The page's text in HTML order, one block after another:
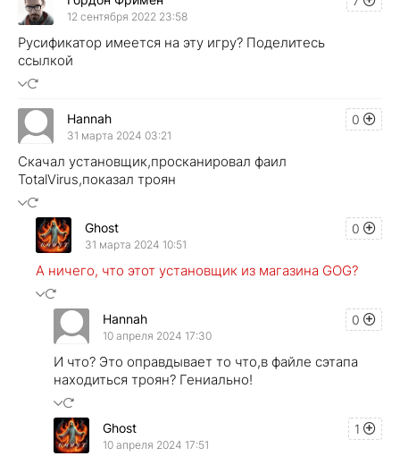
12 сентября 2022 23:58
Русификатор имеется на эту игру? Поделитесь
ссылкой
0
Hannah
31 марта 2024 03:21
Скачал установщик,просканировал фаил
TotalVirus,показал троян
0
Ghost
31 марта 2024 10:51
А ничего, что этот установщик из магазина GOG?
0
Hannah
10 апреля 2024 17:30
И что? Это оправдывает то что,в файле сэтапа
находиться троян? Гениально!
1
Ghost
10 апреля 2024 17:51